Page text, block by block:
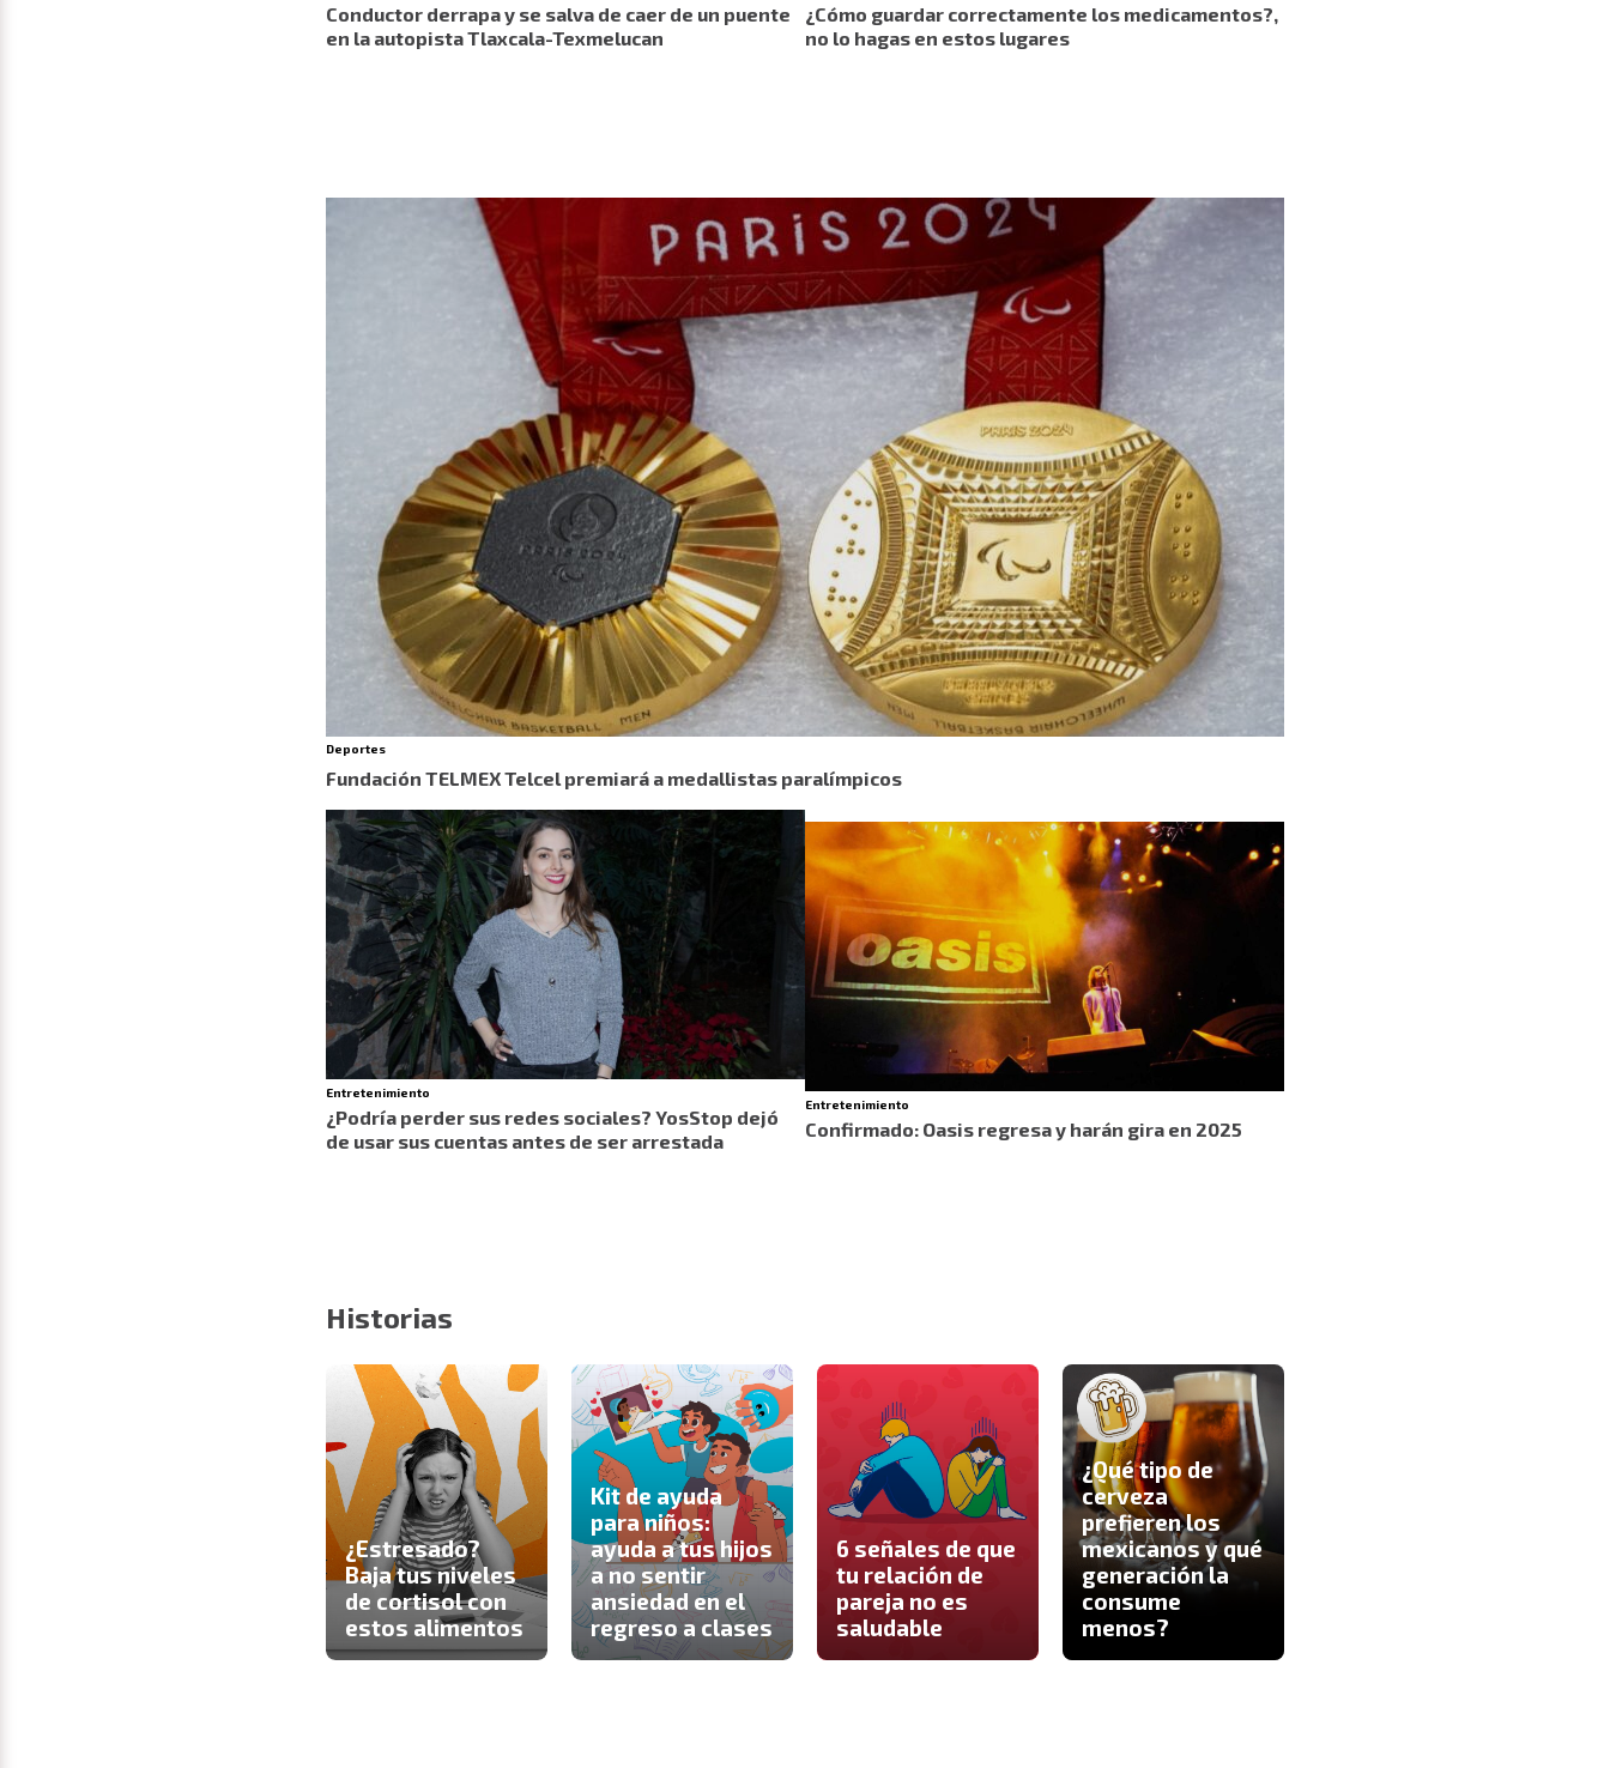
Conductor derrapa y se salva de caer de un puente
en la autopista Tlaxcala-Texmelucan
¿Cómo guardar correctamente los medicamentos?,
no lo hagas en estos lugares
Deportes
Fundación TELMEX Telcel premiará a medallistas paralímpicos
Entretenimiento
¿Podría perder sus redes sociales? YosStop dejó
de usar sus cuentas antes de ser arrestada
Entretenimiento
Confirmado: Oasis regresa y harán gira en 2025
Historias
¿Estresado?
Baja tus niveles
de cortisol con
estos alimentos
Kit de ayuda
para niños:
ayuda a tus hijos
a no sentir
ansiedad en el
regreso a clases
6 señales de que
tu relación de
pareja no es
saludable
¿Qué tipo de
cerveza
prefieren los
mexicanos y qué
generación la
consume
menos?